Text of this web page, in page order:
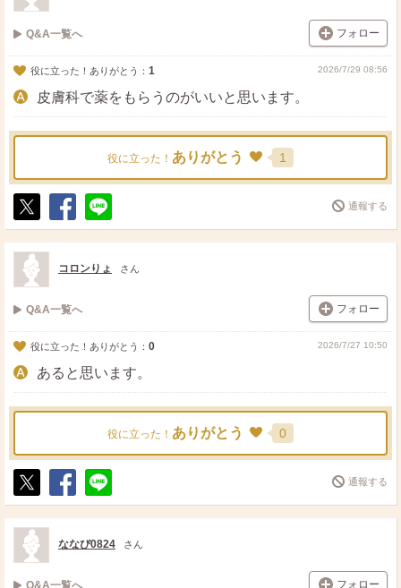
Q&A一覧へ フォロー
役に立った！ありがとう： 1 2026/7/29 08:56
皮膚科で薬をもらうのがいいと思います。
役に立った！ ありがとう 1
ポ
ス
ト
シ
ェ
送
る
通報する
コロンりょ さん
Q&A一覧へ フォロー
役に立った！ありがとう： 0 2026/7/27 10:50
あると思います。
役に立った！ ありがとう 0
ポ
ス
ト
シ
ェ
送
る
通報する
ななぴ0824 さん
Q&A一覧へ フォロー